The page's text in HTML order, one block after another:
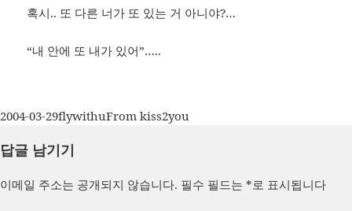
혹시.. 또 다른 너가 또 있는 거 아니야?…
“내 안에 또 내가 있어”…..
작
일
2004-03-29글
이
flywithu카
From kiss2you
답글 남기기
이메일 주소는 공개되지 않습니다. 필수 필드는 *로 표시됩니다